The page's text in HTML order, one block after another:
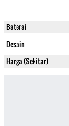
Baterai
Desain
Harga (Sekitar)